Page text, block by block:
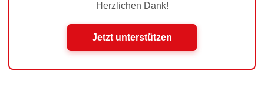
Herzlichen Dank!
Jetzt unterstützen